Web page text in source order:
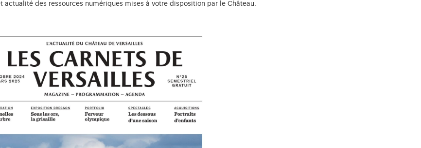
des ressources numériques mises à votre disposition par le Château.